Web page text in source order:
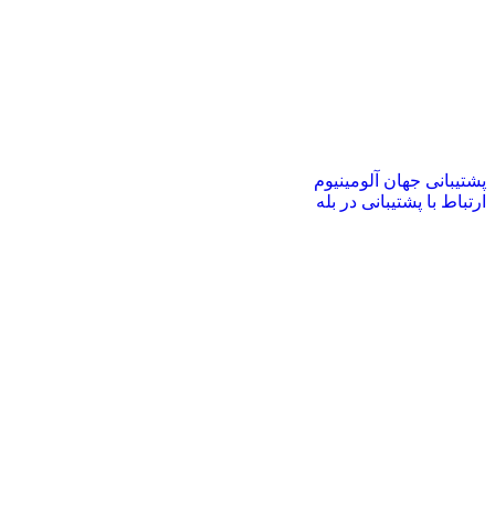
پشتیبانی جهان آلومینیوم
ارتباط با پشتیبانی در بله